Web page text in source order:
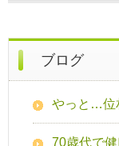
ブログ
やっと…位
70歳代で